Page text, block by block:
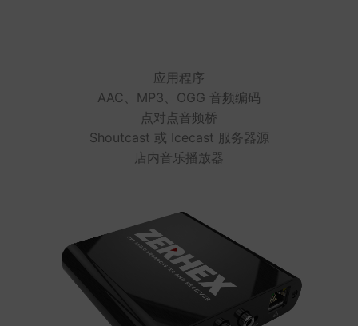
应用程序
AAC、MP3、OGG 音频编码
点对点音频桥
Shoutcast 或 Icecast 服务器源
店内音乐播放器